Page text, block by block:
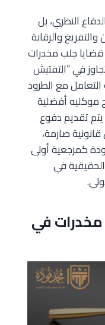
النظري، بل
والرقابة
جلب مخدرات
في “التفتيش
مع الطرود
موكليه أفضلية
يتم تقديم دفوع
صارمة،
كمرجعية أولى
في
في